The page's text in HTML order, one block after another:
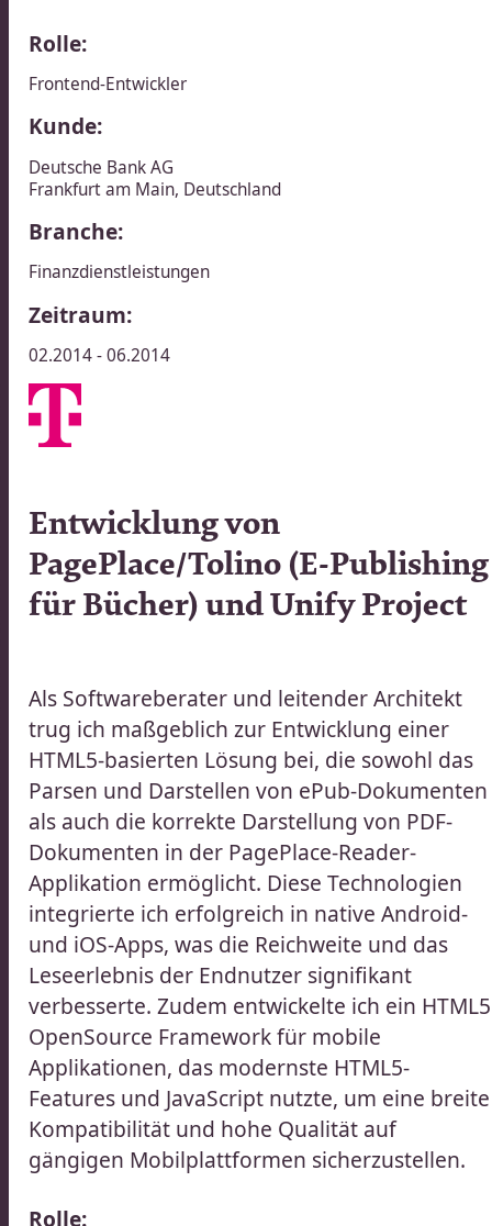
Rolle:
Frontend-Entwickler​​​​‌ ‍ ​‍​‍‌‍ ‌ ​‍‌‍‍‌‌‍‌ ‌‍‍‌‌‍ ‍​‍​‍​ ‍‍​‍​‍‌ ​ ‌‍​‌‌‍ ‍‌‍‍‌‌ ‌​‌ ‍‌​‍ ‍‌‍‍‌‌‍ ​‍​‍​‍ ​​‍​‍‌‍‍​‌ ​‍‌‍‌‌‌‍‌‍​‍​‍​ ‍‍​‍​‍‌‍‍​‌ ‌​‌ ‌​‌ ​​‌ ​ ​ ‍‍​‍ ​‍ ‌ ​ ‌ ‌​‌ ‌‌‌‍‌​‌‍‍‌‌‍ ​‍ ‍‌ ​ ‌‍‌‌‌‍​‍‌‍​‌‌ ​ ‌ ‌​‌‍‍‌‌‍​‌‌‍ ‍​‍ ‌‌ ​ ‌‍ ‌‍‌‍‌ ‌​‌ ‌ ‌‍​‌‌ ​‍‌‍‌‌​‍ ‍‌‍‌​‌‍‌‌​‍ ‌‍‍‌‌‍ ‍‌ ‌​‌‍‌‌‌‍ ‍‌ ‌​​‍ ‌‍‌‌‌‍‌​‌‍‍‌‌ ‌​​‍ ‌‍ ‌‌‍ ‌‍‌​‌‍‌‌​ ‌‌ ​​‌ ​‍‌‍‌‌‌ ​ ‌‍‌‌‌‍ ‍‌ ‌​‌‍​‌‌ ‌​‌‍‍‌‌‍ ‌‍ ‍​ ‍ ‌‍‍‌‌‍‌​​ ‌​ ​‍​ ​‍​ ‍​​ ​‌​ ​ ​ ​​‌‍​‍​ ‍‌​‍ ‌​ ‌‌​ ​ ​ ‍​​ ​ ​‍ ‌​ ‌​‌‍‌​​ ‌‌​ ‌​​‍ ‌‌‍​‌​ ​‍‌‍‌‌‌‍​‌​‍ ‌​ ‌​​ ‍​‌‍​ ​ ​ ​ ‌‌​ ​ ‌‍‌‌​ ‌‌​ ‌​‌‍‌‌​ ​ ‌‍‌​​ ‍ ‌ ‌​‌ ‍‌‌ ​​‌‍‌‌​ ‌‌ ​​‌ ​‍‌‍ ‌‍‍‍‌‍‌‌‌‍​ ‌ ‌​​ ‍ ‌ ​​‌‍​‌‌ ‌​‌‍‍​​ ‌‌ ​‍‌‍ ‌‍ ​‌‍‌‌​‍‌‌​ ‌‌‌​​‍‌‌ ‌‍‍ ‌‍‌‌‌ ‍‌​‍‌‌​ ​ ‌​‌​​‍‌‌​ ​ ‌​‌​​‍‌‌​ ​‍​ ​‍‌‍‌​‌‍‌‌​‍‌‌​ ​‍​ ​‍​‍‌‌​ ‌‌‌​‌​​‍ ‍‌ ‌‍‌‍​‌‌‍ ​‌ ‌‌‌‍‌‌​ ‌‍​‍‌‍​‌‌ ​ ‌‍‌‌‌‌‌‌‌ ​‍‌‍ ​​ ‌‌‍‍​‌ ‌​‌ ‌​‌ ​​‌ ​ ​‍‌‌​ ​ ‌​​‌​‍‌‌​ ​‍‌​‌‍​‍‌‌​ ​‍‌​‌‍‌ ​ ‌ ‌​‌ ‌‌‌‍‌​‌‍‍‌‌‍ ​‍ ‍‌ ​ ‌‍‌‌‌‍​‍‌‍​‌‌ ​ ‌ ‌​‌‍‍‌‌‍​‌‌‍ ‍​‍ ‌‌ ​ ‌‍ ‌‍‌‍‌ ‌​‌ ‌ ‌‍​‌‌ ​‍‌‍‌‌​‍ ‍‌‍‌​‌‍‌‌​‍‌‍‌‍‍‌‌‍‌​​ ‌​ ​‍​ ​‍​ ‍​​ ​‌​ ​ ​ ​​‌‍​‍​ ‍‌​‍ ‌​ ‌‌​ ​ ​ ‍​​ ​ ​‍ ‌​ ‌​‌‍‌​​ ‌‌​ ‌​​‍ ‌‌‍​‌​ ​‍‌‍‌‌‌‍​‌​‍ ‌​ ‌​​ ‍​‌‍​ ​ ​ ​ ‌‌​ ​ ‌‍‌‌​ ‌‌​ ‌​‌‍‌‌​ ​ ‌‍‌​​‍‌‍‌ ‌​‌ ‍‌‌ ​​‌‍‌‌​ ‌‌ ​​‌ ​‍‌‍ ‌‍‍‍‌‍‌‌‌‍​ ‌ ‌​​‍‌‍‌ ​​‌‍​‌‌ ‌​‌‍‍​​ ‌‌ ​‍‌‍ ‌‍ ​‌‍‌‌​‍‌‌​ ‌‌‌​​‍‌‌ ‌‍‍ ‌‍‌‌‌ ‍‌​‍‌‌​ ​ ‌​‌​​‍‌‌​ ​ ‌​‌​​‍‌‌​ ​‍​ ​‍‌‍‌​‌‍‌‌​‍‌‌​ ​‍​ ​‍​‍‌‌​ ‌‌‌​‌​​‍ ‍‌ ‌‍‌‍​‌‌‍ ​‌ ‌‌‌‍‌‌​‍‌‍‌ ​​‌‍‌‌‌ ​‍‌ ​ ‌ ​​‌‍‌‌‌‍​ ‌ ‌​‌‍‍‌‌ ‌‍‌‍‌‌​ ‌‌ ​​‌ ‌‌‌‍​‍‌‍ ​‌‍‍‌‌ ​ ‌‍‍​‌‍‌‌‌‍‌​​‍​‍‌ ‌
Kunde:
Deutsche Bank AG​​​​‌ ‍ ​‍​‍‌‍ ‌ ​‍‌‍‍‌‌‍‌ ‌‍‍‌‌‍ ‍​‍​‍​ ‍‍​‍​‍‌ ​ ‌‍​‌‌‍ ‍‌‍‍‌‌ ‌​‌ ‍‌​‍ ‍‌‍‍‌‌‍ ​‍​‍​‍ ​​‍​‍‌‍‍​‌ ​‍‌‍‌‌‌‍‌‍​‍​‍​ ‍‍​‍​‍‌‍‍​‌ ‌​‌ ‌​‌ ​​‌ ​ ​ ‍‍​‍ ​‍ ‌ ​ ‌ ‌​‌ ‌‌‌‍‌​‌‍‍‌‌‍ ​‍ ‍‌ ​ ‌‍‌‌‌‍​‍‌‍​‌‌ ​ ‌ ‌​‌‍‍‌‌‍​‌‌‍ ‍​‍ ‌‌ ​ ‌‍ ‌‍‌‍‌ ‌​‌ ‌ ‌‍​‌‌ ​‍‌‍‌‌​‍ ‍‌‍‌​‌‍‌‌​‍ ‌‍‍‌‌‍ ‍‌ ‌​‌‍‌‌‌‍ ‍‌ ‌​​‍ ‌‍‌‌‌‍‌​‌‍‍‌‌ ‌​​‍ ‌‍ ‌‌‍ ‌‍‌​‌‍‌‌​ ‌‌ ​​‌ ​‍‌‍‌‌‌ ​ ‌‍‌‌‌‍ ‍‌ ‌​‌‍​‌‌ ‌​‌‍‍‌‌‍ ‌‍ ‍​ ‍ ‌‍‍‌‌‍‌​​ ‌‌‍​‌​ ​‍‌‍​‌‌‍‌‌​ ​‌‌‍‌‌‌‍​‍‌‍‌‌​‍ ‌​ ‌​​ ‍​​ ​ ​ ​ ​‍ ‌​ ‌​​ ‌‍​ ​ ​ ‍​​‍ ‌​ ‍​​ ‍‌​ ​‌​ ​‍​‍ ‌​ ‌‌​ ​​​ ‌ ​ ​​​ ​‍‌‍​ ​ ​​‌‍‌​‌‍​ ​ ‌‍‌‍​‌‌‍​‍​ ‍ ‌ ‌​‌ ‍‌‌ ​​‌‍‌‌​ ‌‌‍​ ‌‍ ‌‍ ‌‌ ​​‌‍​‌‌‍ ‍‌ ‍‌​ ‍ ‌ ​​‌‍​‌‌ ‌​‌‍‍​​ ‌‌‍ ‍‌‍​‌‌‍ ‌‌‍‌‌​ ‌‍​‍‌‍​‌‌ ​ ‌‍‌‌‌‌‌‌‌ ​‍‌‍ ​​ ‌‌‍‍​‌ ‌​‌ ‌​‌ ​​‌ ​ ​‍‌‌​ ​ ‌​​‌​‍‌‌​ ​‍‌​‌‍​‍‌‌​ ​‍‌​‌‍‌ ​ ‌ ‌​‌ ‌‌‌‍‌​‌‍‍‌‌‍ ​‍ ‍‌ ​ ‌‍‌‌‌‍​‍‌‍​‌‌ ​ ‌ ‌​‌‍‍‌‌‍​‌‌‍ ‍​‍ ‌‌ ​ ‌‍ ‌‍‌‍‌ ‌​‌ ‌ ‌‍​‌‌ ​‍‌‍‌‌​‍ ‍‌‍‌​‌‍‌‌​‍‌‍‌‍‍‌‌‍‌​​ ‌‌‍​‌​ ​‍‌‍​‌‌‍‌‌​ ​‌‌‍‌‌‌‍​‍‌‍‌‌​‍ ‌​ ‌​​ ‍​​ ​ ​ ​ ​‍ ‌​ ‌​​ ‌‍​ ​ ​ ‍​​‍ ‌​ ‍​​ ‍‌​ ​‌​ ​‍​‍ ‌​ ‌‌​ ​​​ ‌ ​ ​​​ ​‍‌‍​ ​ ​​‌‍‌​‌‍​ ​ ‌‍‌‍​‌‌‍​‍​‍‌‍‌ ‌​‌ ‍‌‌ ​​‌‍‌‌​ ‌‌‍​ ‌‍ ‌‍ ‌‌ ​​‌‍​‌‌‍ ‍‌ ‍‌​‍‌‍‌ ​​‌‍​‌‌ ‌​‌‍‍​​ ‌‌‍ ‍‌‍​‌‌‍ ‌‌‍‌‌​‍‌‍‌ ​​‌‍‌‌‌ ​‍‌ ​ ‌ ​​‌‍‌‌‌‍​ ‌ ‌​‌‍‍‌‌ ‌‍‌‍‌‌​ ‌‌ ​​‌ ‌‌‌‍​‍‌‍ ​‌‍‍‌‌ ​ ‌‍‍​‌‍‌‌‌‍‌​​‍​‍‌ ‌
Frankfurt am Main​​​​‌ ‍ ​‍​‍‌‍ ‌ ​‍‌‍‍‌‌‍‌ ‌‍‍‌‌‍ ‍​‍​‍​ ‍‍​‍​‍‌ ​ ‌‍​‌‌‍ ‍‌‍‍‌‌ ‌​‌ ‍‌​‍ ‍‌‍‍‌‌‍ ​‍​‍​‍ ​​‍​‍‌‍‍​‌ ​‍‌‍‌‌‌‍‌‍​‍​‍​ ‍‍​‍​‍‌‍‍​‌ ‌​‌ ‌​‌ ​​‌ ​ ​ ‍‍​‍ ​‍ ‌ ​ ‌ ‌​‌ ‌‌‌‍‌​‌‍‍‌‌‍ ​‍ ‍‌ ​ ‌‍‌‌‌‍​‍‌‍​‌‌ ​ ‌ ‌​‌‍‍‌‌‍​‌‌‍ ‍​‍ ‌‌ ​ ‌‍ ‌‍‌‍‌ ‌​‌ ‌ ‌‍​‌‌ ​‍‌‍‌‌​‍ ‍‌‍‌​‌‍‌‌​‍ ‌‍‍‌‌‍ ‍‌ ‌​‌‍‌‌‌‍ ‍‌ ‌​​‍ ‌‍‌‌‌‍‌​‌‍‍‌‌ ‌​​‍ ‌‍ ‌‌‍ ‌‍‌​‌‍‌‌​ ‌‌ ​​‌ ​‍‌‍‌‌‌ ​ ‌‍‌‌‌‍ ‍‌ ‌​‌‍​‌‌ ‌​‌‍‍‌‌‍ ‌‍ ‍​ ‍ ‌‍‍‌‌‍‌​​ ‌‌‍​‌​ ​‍‌‍​‌‌‍‌‌​ ​‌‌‍‌‌‌‍​‍‌‍‌‌​‍ ‌​ ‌​​ ‍​​ ​ ​ ​ ​‍ ‌​ ‌​​ ‌‍​ ​ ​ ‍​​‍ ‌​ ‍​​ ‍‌​ ​‌​ ​‍​‍ ‌​ ‌‌​ ​​​ ‌ ​ ​​​ ​‍‌‍​ ​ ​​‌‍‌​‌‍​ ​ ‌‍‌‍​‌‌‍​‍​ ‍ ‌ ‌​‌ ‍‌‌ ​​‌‍‌‌​ ‌‌‍​ ‌‍ ‌‍ ‌‌ ​​‌‍​‌‌‍ ‍‌ ‍‌​ ‍ ‌ ​​‌‍​‌‌ ‌​‌‍‍​​ ‌‌‍​ ‌‍‍‌‌ ‌​‌ ‍‌​ ‌‍​‍‌‍​‌‌ ​ ‌‍‌‌‌‌‌‌‌ ​‍‌‍ ​​ ‌‌‍‍​‌ ‌​‌ ‌​‌ ​​‌ ​ ​‍‌‌​ ​ ‌​​‌​‍‌‌​ ​‍‌​‌‍​‍‌‌​ ​‍‌​‌‍‌ ​ ‌ ‌​‌ ‌‌‌‍‌​‌‍‍‌‌‍ ​‍ ‍‌ ​ ‌‍‌‌‌‍​‍‌‍​‌‌ ​ ‌ ‌​‌‍‍‌‌‍​‌‌‍ ‍​‍ ‌‌ ​ ‌‍ ‌‍‌‍‌ ‌​‌ ‌ ‌‍​‌‌ ​‍‌‍‌‌​‍ ‍‌‍‌​‌‍‌‌​‍‌‍‌‍‍‌‌‍‌​​ ‌‌‍​‌​ ​‍‌‍​‌‌‍‌‌​ ​‌‌‍‌‌‌‍​‍‌‍‌‌​‍ ‌​ ‌​​ ‍​​ ​ ​ ​ ​‍ ‌​ ‌​​ ‌‍​ ​ ​ ‍​​‍ ‌​ ‍​​ ‍‌​ ​‌​ ​‍​‍ ‌​ ‌‌​ ​​​ ‌ ​ ​​​ ​‍‌‍​ ​ ​​‌‍‌​‌‍​ ​ ‌‍‌‍​‌‌‍​‍​‍‌‍‌ ‌​‌ ‍‌‌ ​​‌‍‌‌​ ‌‌‍​ ‌‍ ‌‍ ‌‌ ​​‌‍​‌‌‍ ‍‌ ‍‌​‍‌‍‌ ​​‌‍​‌‌ ‌​‌‍‍​​ ‌‌‍​ ‌‍‍‌‌ ‌​‌ ‍‌​‍‌‍‌ ​​‌‍‌‌‌ ​‍‌ ​ ‌ ​​‌‍‌‌‌‍​ ‌ ‌​‌‍‍‌‌ ‌‍‌‍‌‌​ ‌‌ ​​‌ ‌‌‌‍​‍‌‍ ​‌‍‍‌‌ ​ ‌‍‍​‌‍‌‌‌‍‌​​‍​‍‌ ‌, Deutschland
Branche:
Finanzdienstleistungen
Zeitraum:
02.2014 - 06.2014
Entwicklung von
PagePlace/Tolino (E-Publishing
für Bücher) und Unify Project​​​​‌ ‍ ​‍​‍‌‍ ‌ ​‍‌‍‍‌‌‍‌ ‌‍‍‌‌‍ ‍​‍​‍​ ‍‍​‍​‍‌ ​ ‌‍​‌‌‍ ‍‌‍‍‌‌ ‌​‌ ‍‌​‍ ‍‌‍‍‌‌‍ ​‍​‍​‍ ​​‍​‍‌‍‍​‌ ​‍‌‍‌‌‌‍‌‍​‍​‍​ ‍‍​‍​‍‌‍‍​‌ ‌​‌ ‌​‌ ​​‌ ​ ​ ‍‍​‍ ​‍ ‌ ​ ‌ ‌​‌ ‌‌‌‍‌​‌‍‍‌‌‍ ​‍ ‍‌ ​ ‌‍‌‌‌‍​‍‌‍​‌‌ ​ ‌ ‌​‌‍‍‌‌‍​‌‌‍ ‍​‍ ‌‌ ​ ‌‍ ‌‍‌‍‌ ‌​‌ ‌ ‌‍​‌‌ ​‍‌‍‌‌​‍ ‍‌‍‌​‌‍‌‌​‍ ‌‍‍‌‌‍ ‍‌ ‌​‌‍‌‌‌‍ ‍‌ ‌​​‍ ‌‍‌‌‌‍‌​‌‍‍‌‌ ‌​​‍ ‌‍ ‌‌‍ ‌‍‌​‌‍‌‌​ ‌‌ ​​‌ ​‍‌‍‌‌‌ ​ ‌‍‌‌‌‍ ‍‌ ‌​‌‍​‌‌ ‌​‌‍‍‌‌‍ ‌‍ ‍​ ‍ ‌‍‍‌‌‍‌​​ ‌​ ‌‍​ ‌‌​ ​‍​ ‍‌‌‍​ ‌‍‌‌‌‍‌​​ ​​​‍ ‌​ ‍‌‌‍‌‌‌‍​‍‌‍‌‍​‍ ‌​ ‌​​ ‍​​ ‌‌‌‍​ ​‍ ‌‌‍​‍‌‍​‍​ ‌‍​ ‌‌​‍ ‌‌‍‌‌​ ​‌‌‍‌‍​ ‌‌​ ‍‌​ ‌‍​ ‍‌‌‍​ ​ ​​‌‍​ ​ ​‌​ ‌‌​ ‍ ‌ ‌​‌ ‍‌‌ ​​‌‍‌‌​ ‌‌ ​​‌ ​‍‌‍ ‌‍‍‍‌‍‌‌‌‍​ ‌ ‌​​ ‍ ‌ ​​‌‍​‌‌ ‌​‌‍‍​​ ‌‌ ‌​‌‍‍‌‌ ‌​‌‍ ​‌‍‌‌​‍‌‌​ ‌‌‌​​‍‌‌ ‌‍‍ ‌‍‌‌‌ ‍‌​‍‌‌​ ​ ‌​‌​​‍‌‌​ ​ ‌​‌​​‍‌‌​ ​‍​ ​‍‌‍‌​‌‍‌‌​‍‌‌​ ​‍​ ​‍​‍‌‌​ ‌‌‌​‌​​‍ ‍‌ ‌‍‌‍​‌‌‍ ​‌ ‌‌‌‍‌‌​ ‌‍​‍‌‍​‌‌ ​ ‌‍‌‌‌‌‌‌‌ ​‍‌‍ ​​ ‌‌‍‍​‌ ‌​‌ ‌​‌ ​​‌ ​ ​‍‌‌​ ​ ‌​​‌​‍‌‌​ ​‍‌​‌‍​‍‌‌​ ​‍‌​‌‍‌ ​ ‌ ‌​‌ ‌‌‌‍‌​‌‍‍‌‌‍ ​‍ ‍‌ ​ ‌‍‌‌‌‍​‍‌‍​‌‌ ​ ‌ ‌​‌‍‍‌‌‍​‌‌‍ ‍​‍ ‌‌ ​ ‌‍ ‌‍‌‍‌ ‌​‌ ‌ ‌‍​‌‌ ​‍‌‍‌‌​‍ ‍‌‍‌​‌‍‌‌​‍‌‍‌‍‍‌‌‍‌​​ ‌​ ‌‍​ ‌‌​ ​‍​ ‍‌‌‍​ ‌‍‌‌‌‍‌​​ ​​​‍ ‌​ ‍‌‌‍‌‌‌‍​‍‌‍‌‍​‍ ‌​ ‌​​ ‍​​ ‌‌‌‍​ ​‍ ‌‌‍​‍‌‍​‍​ ‌‍​ ‌‌​‍ ‌‌‍‌‌​ ​‌‌‍‌‍​ ‌‌​ ‍‌​ ‌‍​ ‍‌‌‍​ ​ ​​‌‍​ ​ ​‌​ ‌‌​‍‌‍‌ ‌​‌ ‍‌‌ ​​‌‍‌‌​ ‌‌ ​​‌ ​‍‌‍ ‌‍‍‍‌‍‌‌‌‍​ ‌ ‌​​‍‌‍‌ ​​‌‍​‌‌ ‌​‌‍‍​​ ‌‌ ‌​‌‍‍‌‌ ‌​‌‍ ​‌‍‌‌​‍‌‌​ ‌‌‌​​‍‌‌ ‌‍‍ ‌‍‌‌‌ ‍‌​‍‌‌​ ​ ‌​‌​​‍‌‌​ ​ ‌​‌​​‍‌‌​ ​‍​ ​‍‌‍‌​‌‍‌‌​‍‌‌​ ​‍​ ​‍​‍‌‌​ ‌‌‌​‌​​‍ ‍‌ ‌‍‌‍​‌‌‍ ​‌ ‌‌‌‍‌‌​‍‌‍‌ ​​‌‍‌‌‌ ​‍‌ ​ ‌ ​​‌‍‌‌‌‍​ ‌ ‌​‌‍‍‌‌ ‌‍‌‍‌‌​ ‌‌ ​​‌ ‌‌‌‍​‍‌‍ ​‌‍‍‌‌ ​ ‌‍‍​‌‍‌‌‌‍‌​​‍​‍‌ ‌
Rolle:
Als Softwareberater und leitender Architekt
trug ich maßgeblich zur Entwicklung einer
HTML5-basierten Lösung bei, die sowohl das
Parsen und Darstellen von ePub-Dokumenten
als auch die korrekte Darstellung von PDF-
Dokumenten in der PagePlace-Reader-
Applikation ermöglicht. Diese Technologien
integrierte ich erfolgreich in native Android-
und iOS-Apps, was die Reichweite und das
Leseerlebnis der Endnutzer signifikant
verbesserte. Zudem entwickelte ich ein HTML5
OpenSource Framework für mobile
Applikationen, das modernste HTML5-
Features und JavaScript nutzte, um eine breite
Kompatibilität und hohe Qualität auf
gängigen Mobilplattformen sicherzustellen.​​​​‌ ‍ ​‍​‍‌‍ ‌ ​‍‌‍‍‌‌‍‌ ‌‍‍‌‌‍ ‍​‍​‍​ ‍‍​‍​‍‌ ​ ‌‍​‌‌‍ ‍‌‍‍‌‌ ‌​‌ ‍‌​‍ ‍‌‍‍‌‌‍ ​‍​‍​‍ ​​‍​‍‌‍‍​‌ ​‍‌‍‌‌‌‍‌‍​‍​‍​ ‍‍​‍​‍‌‍‍​‌ ‌​‌ ‌​‌ ​​‌ ​ ​ ‍‍​‍ ​‍ ‌ ​ ‌ ‌​‌ ‌‌‌‍‌​‌‍‍‌‌‍ ​‍ ‍‌ ​ ‌‍‌‌‌‍​‍‌‍​‌‌ ​ ‌ ‌​‌‍‍‌‌‍​‌‌‍ ‍​‍ ‌‌ ​ ‌‍ ‌‍‌‍‌ ‌​‌ ‌ ‌‍​‌‌ ​‍‌‍‌‌​‍ ‍‌‍‌​‌‍‌‌​‍ ‌‍‍‌‌‍ ‍‌ ‌​‌‍‌‌‌‍ ‍‌ ‌​​‍ ‌‍‌‌‌‍‌​‌‍‍‌‌ ‌​​‍ ‌‍ ‌‌‍ ‌‍‌​‌‍‌‌​ ‌‌ ​​‌ ​‍‌‍‌‌‌ ​ ‌‍‌‌‌‍ ‍‌ ‌​‌‍​‌‌ ‌​‌‍‍‌‌‍ ‌‍ ‍​ ‍ ‌‍‍‌‌‍‌​​ ‌​ ‌‍​ ‌‌​ ​‍​ ‍‌‌‍​ ‌‍‌‌‌‍‌​​ ​​​‍ ‌​ ‍‌‌‍‌‌‌‍​‍‌‍‌‍​‍ ‌​ ‌​​ ‍​​ ‌‌‌‍​ ​‍ ‌‌‍​‍‌‍​‍​ ‌‍​ ‌‌​‍ ‌‌‍‌‌​ ​‌‌‍‌‍​ ‌‌​ ‍‌​ ‌‍​ ‍‌‌‍​ ​ ​​‌‍​ ​ ​‌​ ‌‌​ ‍ ‌ ‌​‌ ‍‌‌ ​​‌‍‌‌​ ‌‌ ​​‌ ​‍‌‍ ‌‍‍‍‌‍‌‌‌‍​ ‌ ‌​​ ‍ ‌ ​​‌‍​‌‌ ‌​‌‍‍​​ ‌‌‍‌​‌‍‌‌‌ ​ ‌‍​ ‌ ​‍‌‍‍‌‌ ​​‌ ‌​‌‍‍‌‌‍ ‌‍ ‍​‍‌‌​ ‌‌‌​​‍‌‌ ‌‍‍ ‌‍‌‌‌ ‍‌​‍‌‌​ ​ ‌​‌​​‍‌‌​ ​ ‌​‌​​‍‌‌​ ​‍​ ​‍‌‍‌​‌‍‌‌​‍‌‌​ ​‍​ ​‍​‍‌‌​ ‌‌‌​‌​​‍ ‍‌ ‌‍‌‍​‌‌‍ ​‌ ‌‌‌‍‌‌​ ‌‍​‍‌‍​‌‌ ​ ‌‍‌‌‌‌‌‌‌ ​‍‌‍ ​​ ‌‌‍‍​‌ ‌​‌ ‌​‌ ​​‌ ​ ​‍‌‌​ ​ ‌​​‌​‍‌‌​ ​‍‌​‌‍​‍‌‌​ ​‍‌​‌‍‌ ​ ‌ ‌​‌ ‌‌‌‍‌​‌‍‍‌‌‍ ​‍ ‍‌ ​ ‌‍‌‌‌‍​‍‌‍​‌‌ ​ ‌ ‌​‌‍‍‌‌‍​‌‌‍ ‍​‍ ‌‌ ​ ‌‍ ‌‍‌‍‌ ‌​‌ ‌ ‌‍​‌‌ ​‍‌‍‌‌​‍ ‍‌‍‌​‌‍‌‌​‍‌‍‌‍‍‌‌‍‌​​ ‌​ ‌‍​ ‌‌​ ​‍​ ‍‌‌‍​ ‌‍‌‌‌‍‌​​ ​​​‍ ‌​ ‍‌‌‍‌‌‌‍​‍‌‍‌‍​‍ ‌​ ‌​​ ‍​​ ‌‌‌‍​ ​‍ ‌‌‍​‍‌‍​‍​ ‌‍​ ‌‌​‍ ‌‌‍‌‌​ ​‌‌‍‌‍​ ‌‌​ ‍‌​ ‌‍​ ‍‌‌‍​ ​ ​​‌‍​ ​ ​‌​ ‌‌​‍‌‍‌ ‌​‌ ‍‌‌ ​​‌‍‌‌​ ‌‌ ​​‌ ​‍‌‍ ‌‍‍‍‌‍‌‌‌‍​ ‌ ‌​​‍‌‍‌ ​​‌‍​‌‌ ‌​‌‍‍​​ ‌‌‍‌​‌‍‌‌‌ ​ ‌‍​ ‌ ​‍‌‍‍‌‌ ​​‌ ‌​‌‍‍‌‌‍ ‌‍ ‍​‍‌‌​ ‌‌‌​​‍‌‌ ‌‍‍ ‌‍‌‌‌ ‍‌​‍‌‌​ ​ ‌​‌​​‍‌‌​ ​ ‌​‌​​‍‌‌​ ​‍​ ​‍‌‍‌​‌‍‌‌​‍‌‌​ ​‍​ ​‍​‍‌‌​ ‌‌‌​‌​​‍ ‍‌ ‌‍‌‍​‌‌‍ ​‌ ‌‌‌‍‌‌​‍‌‍‌ ​​‌‍‌‌‌ ​‍‌ ​ ‌ ​​‌‍‌‌‌‍​ ‌ ‌​‌‍‍‌‌ ‌‍‌‍‌‌​ ‌‌ ​​‌ ‌‌‌‍​‍‌‍ ​‌‍‍‌‌ ​ ‌‍‍​‌‍‌‌‌‍‌​​‍​‍‌ ‌